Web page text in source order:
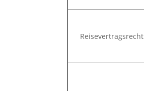
Reisevertragsrecht